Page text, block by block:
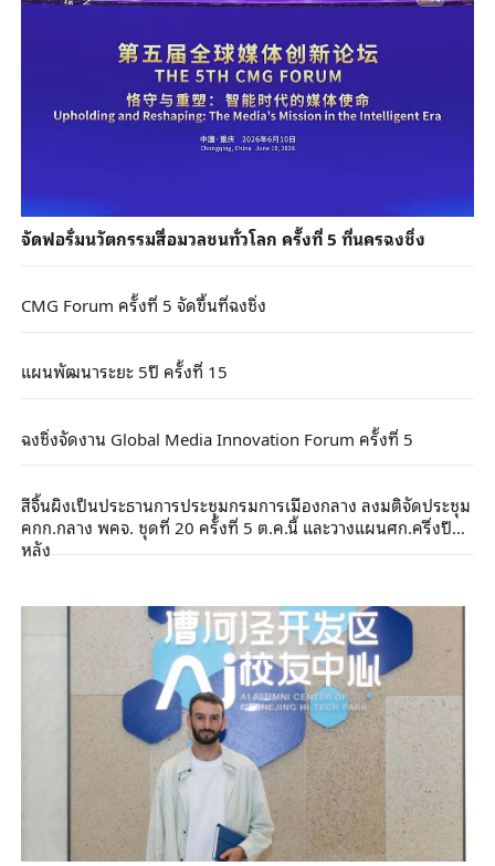
จัดฟอรั่มนวัตกรรมสื่อมวลชนทั่วโลก ครั้งที่ 5 ที่นครฉงชิ่ง
CMG Forum ครั้งที่ 5 จัดขึ้นที่ฉงชิ่ง
แผนพัฒนาระยะ 5ปี ครั้งที่ 15
ฉงชิ่งจัดงาน Global Media Innovation Forum ครั้งที่ 5
สีจิ้นผิงเป็นประธานการประชุมกรมการเมืองกลาง ลงมติจัดประชุม
คกก.กลาง พคจ. ชุดที่ 20 ครั้งที่ 5 ต.ค.นี้ และวางแผนศก.ครึ่งปี
หลัง